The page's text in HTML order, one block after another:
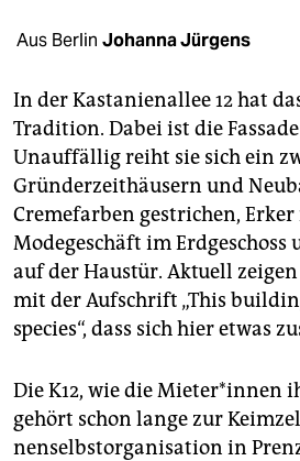
fragen & hilfe
abo
genossenschaft
epaper login
Aus Berlin Johanna Jürgens
In der Kastanienallee 12 hat
Tradition. Dabei ist die
Unauffällig reiht sie sich ein
Gründerzeithäusern und
Cremefarben gestrichen,
Modegeschäft im Erdgeschoss
auf der Haustür. Aktuell
mit der Aufschrift „This
species“, dass sich hier etwas
Die K12, wie die Mie­te­r*in­nen
gehört schon lange zur
nen­selbst­or­ga­ni­sa­ti­on in